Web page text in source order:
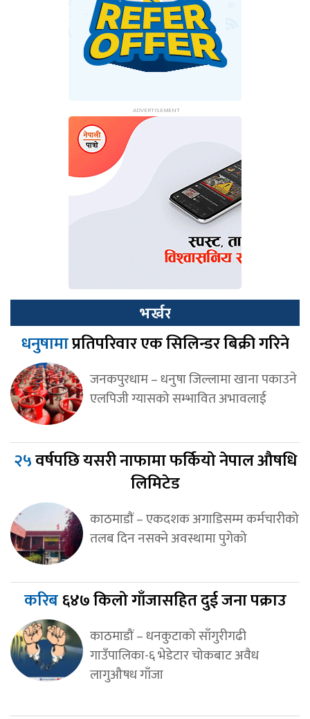
भर्खर
धनुषामाप्रतिपरिवार एक सिलिन्डर बिक्री गरिने
जनकपुरधाम – धनुषा जिल्लामा खाना पकाउने
एलपिजी ग्यासको सम्भावित अभावलाई
२५वर्षपछि यसरी नाफामा फर्कियो नेपाल औषधि
लिमिटेड
काठमाडाैं – एकदशक अगाडिसम्म कर्मचारीको
तलब दिन नसक्ने अवस्थामा पुगेको
करिब६४७ किलो गाँजासहित दुई जना पक्राउ
काठमाडौं – धनकुटाको साँगुरीगढी
गाउँपालिका-६ भेडेटार चोकबाट अवैध
लागुऔषध गाँजा